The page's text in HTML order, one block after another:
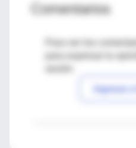
Comentarios
Para ver los
Ingresar